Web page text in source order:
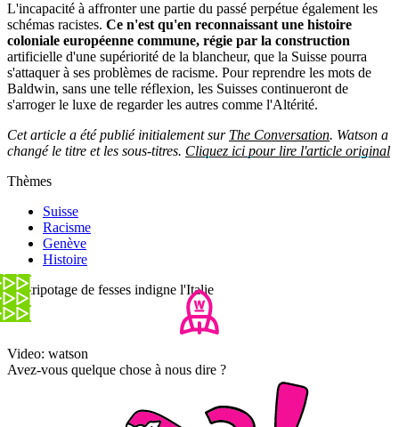
L'incapacité à affronter une partie du passé perpétue également les
schémas racistes. Ce n'est qu'en reconnaissant une histoire
coloniale européenne commune, régie par la construction
artificielle d'une supériorité de la blancheur, que la Suisse pourra
s'attaquer à ses problèmes de racisme. Pour reprendre les mots de
Baldwin, sans une telle réflexion, les Suisses continueront de
s'arroger le luxe de regarder les autres comme l'Altérité.
Cet article a été publié initialement sur The Conversation. Watson a
changé le titre et les sous-titres. Cliquez ici pour lire l'article original
Thèmes
Suisse
Racisme
Genève
Histoire
Un tripotage de fesses indigne l'Italie
Video: watson
Avez-vous quelque chose à nous dire ?